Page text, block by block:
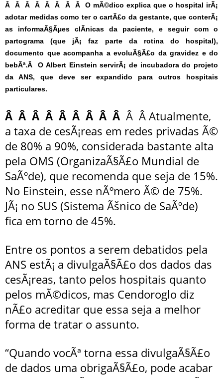
Â Â Â Â Â Â Â Â O mÃ©dico explica que o hospital irÃ¡
adotar medidas como ter o cartÃ£o da gestante, que conterÃ¡
as informaÃ§Ãµes clÃ­nicas da paciente, e seguir com o
partograma (que jÃ¡ faz parte da rotina do hospital),
documento que acompanha a evoluÃ§Ã£o da gravidez e do
bebÃª.Â O Albert Einstein servirÃ¡ de incubadora do projeto
da ANS, que deve ser expandido para outros hospitais
particulares.
Â Â Â Â Â Â Â Â Â Â Â Atualmente,
a taxa de cesÃ¡reas em redes privadas Ã©
de 80% a 90%, considerada bastante alta
pela OMS (OrganizaÃ§Ã£o Mundial de
SaÃºde), que recomenda que seja de 15%.
No Einstein, esse nÃºmero Ã© de 75%.
JÃ¡ no SUS (Sistema Ãšnico de SaÃºde)
fica em torno de 45%.
Entre os pontos a serem debatidos pela
ANS estÃ¡ a divulgaÃ§Ã£o dos dados das
cesÃ¡reas, tanto pelos hospitais quanto
pelos mÃ©dicos, mas Cendoroglo diz
nÃ£o acreditar que essa seja a melhor
forma de tratar o assunto.
“Quando vocÃª torna essa divulgaÃ§Ã£o
de dados uma obrigaÃ§Ã£o, pode acabar